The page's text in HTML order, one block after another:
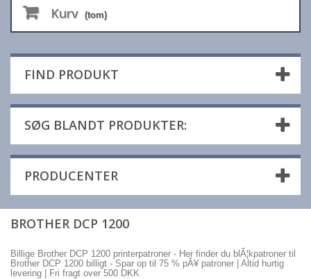
Kurv (tom)
FIND PRODUKT
SØG BLANDT PRODUKTER:
PRODUCENTER
BROTHER DCP 1200
Billige Brother DCP 1200 printerpatroner - Her finder du blÃ¦kpatroner til
Brother DCP 1200 billigt - Spar op til 75 % pÃ¥ patroner | Altid hurtig
levering | Fri fragt over 500 DKK